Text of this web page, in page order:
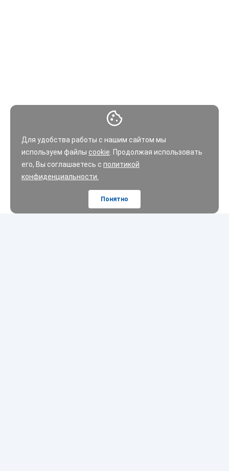
Для удобства работы с нашим сайтом мы
используем файлы cookie . Продолжая использовать
его, Вы соглашаетесь с политикой
конфиденциальности.
Понятно